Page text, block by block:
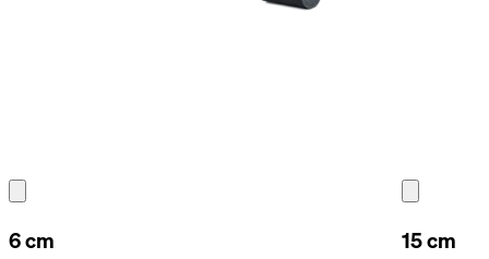
6 cm 15 cm